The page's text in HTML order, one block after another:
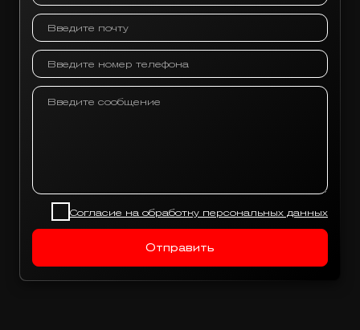
Согласие на обработку персональных данных
Отправить